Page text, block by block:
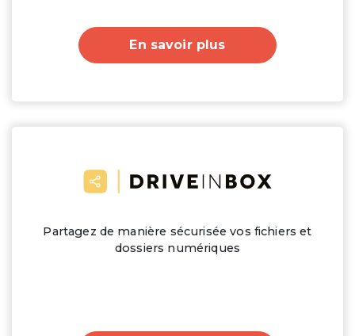
En savoir plus
Partagez de manière sécurisée vos fichiers et
dossiers numériques